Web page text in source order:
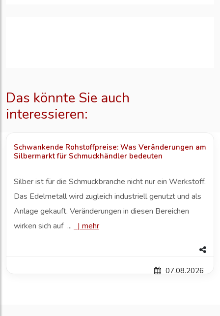
Das könnte Sie auch
interessieren:
Schwankende Rohstoffpreise: Was Veränderungen am
Silbermarkt für Schmuckhändler bedeuten
Silber ist für die Schmuckbranche nicht nur ein Werkstoff.
Das Edelmetall wird zugleich industriell genutzt und als
Anlage gekauft. Veränderungen in diesen Bereichen
wirken sich auf ...
| mehr
07.08.2026